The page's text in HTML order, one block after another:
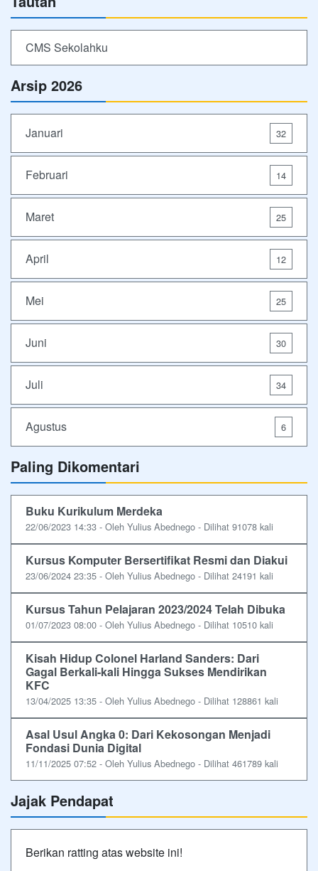
CMS Sekolahku
Arsip 2026
Januari 32
Februari 14
Maret 25
April 12
Mei 25
Juni 30
Juli 34
Agustus 6
Paling Dikomentari
Buku Kurikulum Merdeka
22/06/2023 14:33 - Oleh Yulius Abednego - Dilihat 91078 kali
Kursus Komputer Bersertifikat Resmi dan Diakui
23/06/2024 23:35 - Oleh Yulius Abednego - Dilihat 24191 kali
Kursus Tahun Pelajaran 2023/2024 Telah Dibuka
01/07/2023 08:00 - Oleh Yulius Abednego - Dilihat 10510 kali
Kisah Hidup Colonel Harland Sanders: Dari
Gagal Berkali-kali Hingga Sukses Mendirikan
KFC
13/04/2025 13:35 - Oleh Yulius Abednego - Dilihat 128861 kali
Asal Usul Angka 0: Dari Kekosongan Menjadi
Fondasi Dunia Digital
11/11/2025 07:52 - Oleh Yulius Abednego - Dilihat 461789 kali
Jajak Pendapat
Berikan ratting atas website ini!